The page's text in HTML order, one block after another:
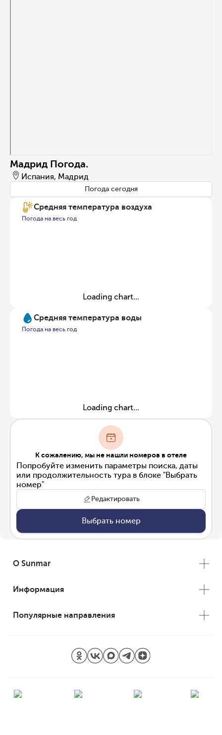
Мадрид Погода.
Испания, Мадрид
Погода сегодня
Средняя температура воздуха
Погода на весь год
Loading chart...
Средняя температура воды
Погода на весь год
Loading chart...
К сожалению, мы не нашли номеров в отеле
Попробуйте изменить параметры поиска, даты
или продолжительность тура в блоке "Выбрать
номер"
Редактировать
Выбрать номер
О Sunmar
Информация
Популярные направления